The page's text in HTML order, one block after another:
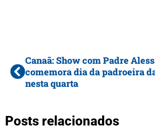
Canaã: Show com Padre
comemora dia da padroeira
nesta quarta
Posts relacionados